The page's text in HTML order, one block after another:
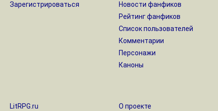
Зарегистрироваться
Новости фанфиков
Рейтинг фанфиков
Список пользователей
Комментарии
Персонажи
Каноны
LitRPG.ru
О проекте